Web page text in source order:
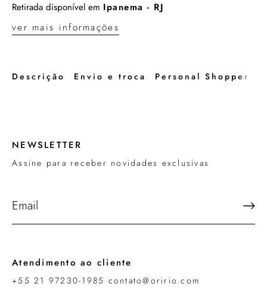
Retirada disponível em Ipanema - RJ
ver mais informações
Descrição Envio e troca Personal Shopper
NEWSLETTER
Assine para receber novidades exclusivas
Atendimento ao cliente
+55 21 97230-1985 contato@oririo.com